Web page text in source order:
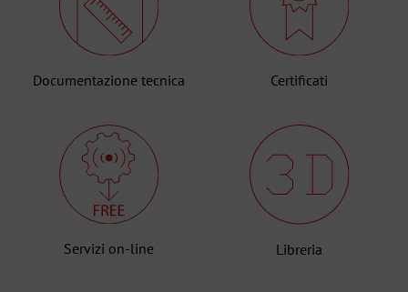
Documentazione tecnica Certificati
Servizi on-line Libreria